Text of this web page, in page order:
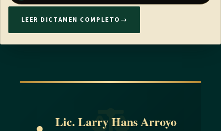
LEER DICTAMEN COMPLETO →
Lic. Larry Hans Arroyo